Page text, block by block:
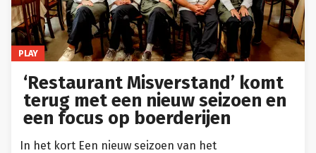
PLAY
‘Restaurant Misverstand’ komt
terug met een nieuw seizoen en
een focus op boerderijen
In het kort Een nieuw seizoen van het